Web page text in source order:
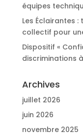
équipes
Les Éclairantes
collectif pour
Dispositif «
discriminations
Archives
juillet 2026
juin 2026
novembre 2025